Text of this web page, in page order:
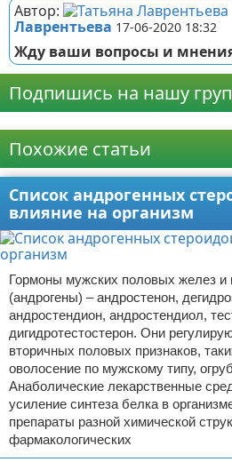
Автор:
Лаврентьева 17-06-2020 18:32
Жду ваши вопросы и
Подпишись на нашу
Похожие статьи
Список андрогенных
влияние на организм
Гормоны мужских половых желез и
(андрогены) – андростенон,
андростендион, андростендиол,
дигидротестостерон. Они
вторичных половых признаков,
оволосение по мужскому типу,
Анаболические лекарственные
усиление синтеза белка в
препараты разной химической
фармакологических